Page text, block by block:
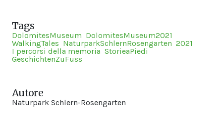
Tags
DolomitesMuseum DolomitesMuseum2021
WalkingTales NaturparkSchlernRosengarten 2021
I percorsi della memoria StorieaPiedi
GeschichtenZuFuss
Autore
Naturpark Schlern-Rosengarten